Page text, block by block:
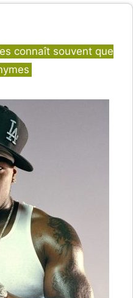
connaît souvent que